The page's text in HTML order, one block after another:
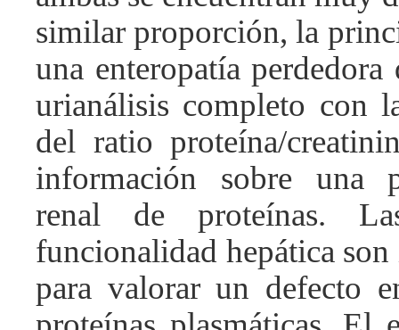
similar proporción, la
una enteropatía
urianálisis completo con
del ratio proteína/
información sobre una
renal de proteínas.
funcionalidad hepática
para valorar un defecto